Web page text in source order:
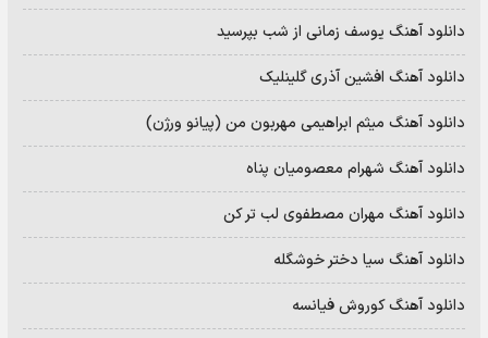
دانلود آهنگ یوسف زمانی از شب بپرسید
دانلود آهنگ افشین آذری گلینلیک
دانلود آهنگ میثم ابراهیمی مهربون من (پیانو ورژن)
دانلود آهنگ شهرام معصومیان پناه
دانلود آهنگ مهران مصطفوی لب تر کن
دانلود آهنگ سیا دختر خوشگله
دانلود آهنگ کوروش فیانسه